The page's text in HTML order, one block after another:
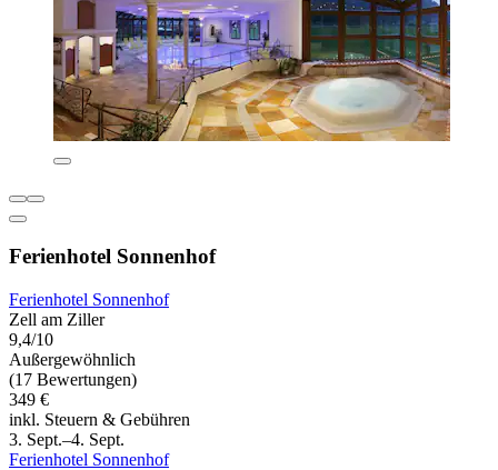
Ferienhotel Sonnenhof
Ferienhotel Sonnenhof
Zell am Ziller
9,4/10
Außergewöhnlich
(17 Bewertungen)
349 €
inkl. Steuern & Gebühren
3. Sept.–4. Sept.
Ferienhotel Sonnenhof